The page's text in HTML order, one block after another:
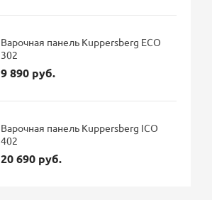
Варочная панель Kuppersberg ECO
302
9 890 руб.
Варочная панель Kuppersberg ICO
402
20 690 руб.